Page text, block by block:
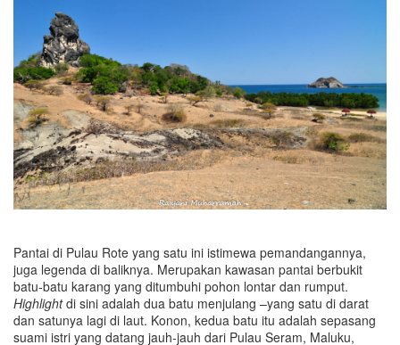
Pantai di Pulau Rote yang satu ini istimewa pemandangannya,
juga legenda di baliknya. Merupakan kawasan pantai berbukit
batu-batu karang yang ditumbuhi pohon lontar dan rumput.
Highlightdi sini adalah dua batu menjulang –yang satu di darat
dan satunya lagi di laut. Konon, kedua batu itu adalah sepasang
suami istri yang datang jauh-jauh dari Pulau Seram, Maluku,